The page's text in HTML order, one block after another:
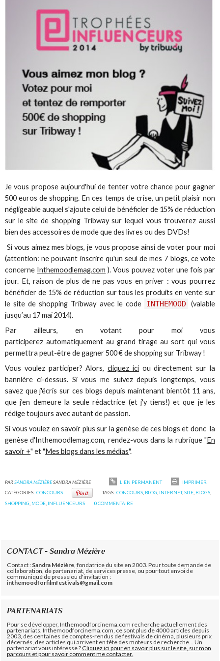
Je vous propose aujourd'hui de tenter votre chance pour gagner
500 euros de shopping. En ces temps de crise, un petit plaisir non
négligeable auquel s'ajoute celui de bénéficier de 15% de réduction
sur le site de shopping Tribway sur lequel vous trouverez aussi
bien des accessoires de mode que des livres ou des DVDs!
Si vous aimez mes blogs, je vous propose ainsi de voter pour moi
(attention: ne pouvant inscrire qu'un seul de mes 7 blogs, ce vote
concerne Inthemoodlemag.com ). Vous pouvez voter une fois par
jour. Et, raison de plus de ne pas vous en priver : vous pourrez
bénéficier de 15% de réduction sur tous les produits en vente sur
le site de shopping Tribway avec le code
INTHEMOOD
(valable
jusqu’au 17 mai 2014).
Par ailleurs, en votant pour moi vous
participerez automatiquement au grand tirage au sort qui vous
permettra peut-être de gagner 500 € de shopping sur Tribway !
Vous voulez participer? Alors,cliquez iciou directement sur la
bannière ci-dessus. Si vous me suivez depuis longtemps, vous
savez que j'écris sur ces blogs depuis maintenant bientôt 11 ans,
que j'en demeure la seule rédactrice (et j'y tiens!) et que je les
rédige toujours avec autant de passion.
Si vous voulez en savoir plus sur la genèse de ces blogs et donc la
genèse d'Inthemoodlemag.com, rendez-vous dans la rubrique "En
savoir +" et "Mes blogs dans les médias".
PARSANDRA MÉZIÈRESANDRA MÉZIÈRE LIEN PERMANENT
IMPRIMER
CATÉGORIES :CONCOURS TAGS :CONCOURS, BLOG INTERNET,SITE, BLOGS,
SHOPPING MODE INFLUENCEURS 0COMMENTAIRE
CONTACT - Sandra Mézière
Contact : Sandra Mézière , fondatrice du site en 2003. Pour toute demande de
collaboration, de partenariat, de services presse, ou pour tout envoi de
communiqué de presse ou d'invitation :
inthemoodforfilmfestivals@gmail.com
PARTENARIATS
Pour se développer, Inthemoodforcinema.com recherche actuellement des
partenariats. Inthemoodforcinema.com, ce sont plus de 4000 articles depuis
2003, des centaines de comptes-rendus de festivals de cinéma, plusieurs prix
décernés, des articles qui arrivent en tête des moteurs de recherche... Un
partenariat vous intéresse ?Cliquez ici pour en savoir plus sur le site, sur mon
parcours et pour savoir comment me contacter.